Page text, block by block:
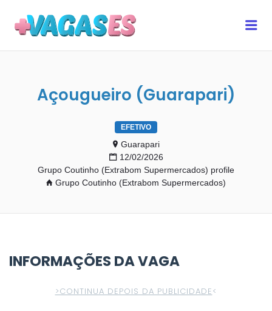
Açougueiro (Guarapari)
EFETIVO
Guarapari
12/02/2026
Grupo Coutinho (Extrabom Supermercados) profile
Grupo Coutinho (Extrabom Supermercados)
INFORMAÇÕES DA VAGA
>CONTINUA DEPOIS DA PUBLICIDADE<